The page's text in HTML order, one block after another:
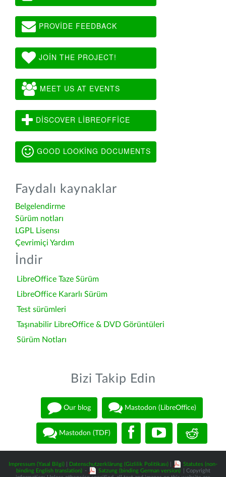
PROVIDE FEEDBACK
JOIN THE PROJECT!
MEET US AT EVENTS
DISCOVER LIBREOFFICE
GOOD LOOKING DOCUMENTS
Faydalı kaynaklar
Belgelendirme
Sürüm notları
LGPL Lisensı
Çevrimiçi Yardım
İndir
LibreOffice Taze Sürüm
LibreOffice Kararlı Sürüm
Test sürümleri
Taşınabilir LibreOffice & DVD Görüntüleri
Sürüm Notları
Bizi Takip Edin
Our blog Mastodon (LibreOffice)
Mastodon (TDF)
Impressum (Yasal Bilgi) Datenschutzerklärung (Gizlilik Politikası)
Statutes (non-
binding English translation) - Satzung (binding German version)
| Copyright